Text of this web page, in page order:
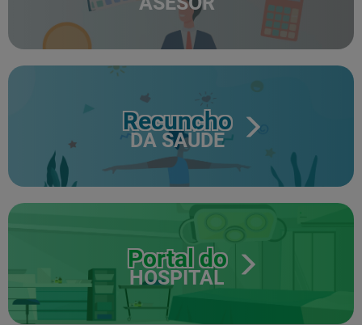
Recuncho
DA SAÚDE
Portal do
HOSPITAL